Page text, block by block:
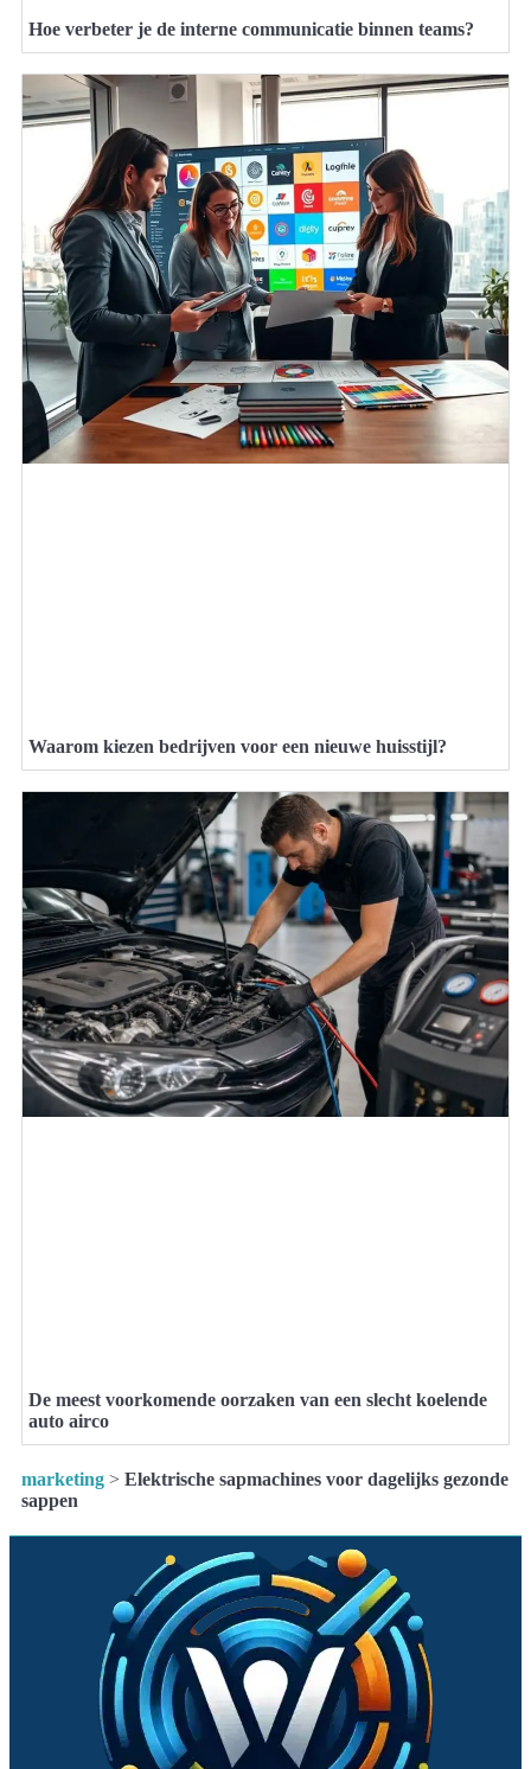
Hoe verbeter je de interne communicatie binnen teams?
Waarom kiezen bedrijven voor een nieuwe huisstijl?
De meest voorkomende oorzaken van een slecht koelende
auto airco
marketing > Elektrische sapmachines voor dagelijks gezonde
sappen